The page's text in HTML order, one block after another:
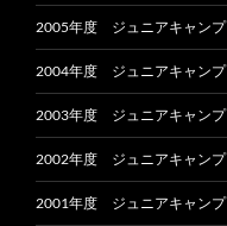
2005年度 ジュニアキャンプ
2004年度 ジュニアキャンプ
2003年度 ジュニアキャンプ
2002年度 ジュニアキャンプ
2001年度 ジュニアキャンプ